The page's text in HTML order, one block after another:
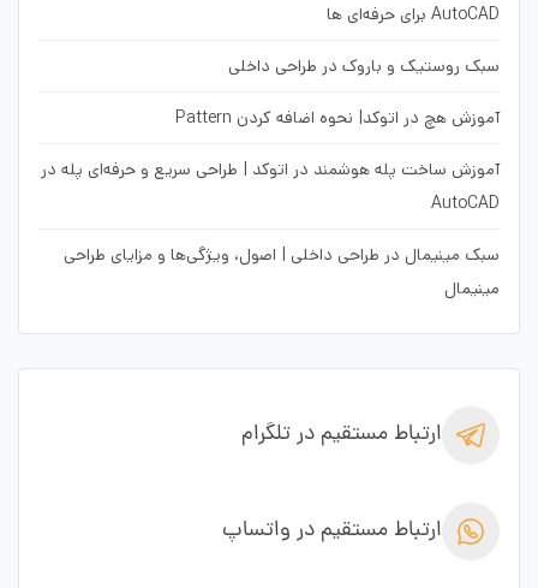
AutoCAD برای حرفه‌ای ها
سبک روستیک و باروک در طراحی داخلی
آموزش هچ در اتوکد| نحوه اضافه کردن Pattern
آموزش ساخت پله هوشمند در اتوکد | طراحی سریع و حرفه‌ای پله در
AutoCAD
سبک مینیمال در طراحی داخلی | اصول، ویژگی‌ها و مزایای طراحی
مینیمال
ارتباط مستقیم در تلگرام
ارتباط مستقیم در واتساپ